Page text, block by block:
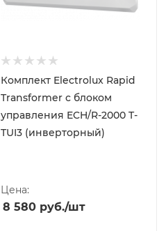
Комплект Electrolux Rapid
Transformer с блоком
управления ECH/R-2000 T-
TUI3 (инверторный)
Цена:
8 580 руб./шт